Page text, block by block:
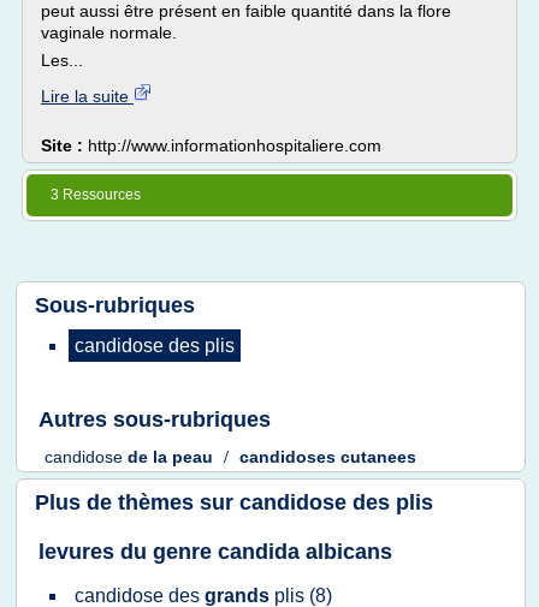
peut aussi être présent en faible quantité dans la flore
vaginale normale.
Les...
Lire la suite
Site : http://www.informationhospitaliere.com
3 Ressources
Sous-rubriques
candidose des plis
Autres sous-rubriques
candidose de la peau / candidoses cutanees
Plus de thèmes sur candidose des plis
levures du genre candida albicans
candidose des grands plis (8)